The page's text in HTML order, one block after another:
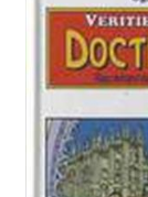
Il mio account